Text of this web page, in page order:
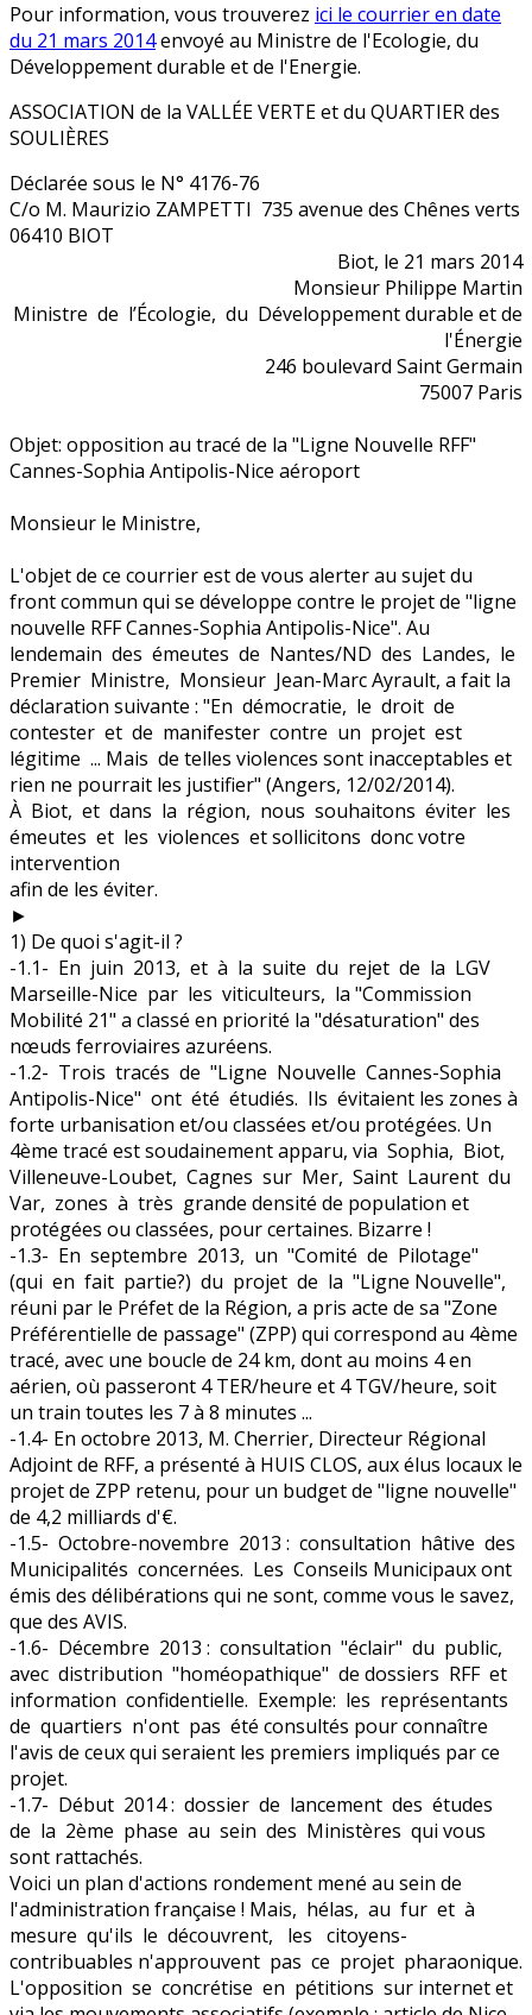
Pour information, vous trouverez ici le courrier en date
du 21 mars 2014envoyé au Ministre de l'Ecologie, du
Développement durable et de l'Energie.
ASSOCIATION de la VALLÉE VERTE et du QUARTIER des
SOULIÈRES
Déclarée sous le N° 4176-76
C/o M. Maurizio ZAMPETTI 735 avenue des Chênes verts
06410 BIOT
Biot, le 21 mars 2014
Monsieur Philippe Martin
Ministre de l’Écologie, du Développement durable et de
l'Énergie
246 boulevard Saint Germain
75007 Paris
Objet: opposition au tracé de la "Ligne Nouvelle RFF"
Cannes-Sophia Antipolis-Nice aéroport
Monsieur le Ministre,
L'objet de ce courrier est de vous alerter au sujet du
front commun qui se développe contre le projet de "ligne
nouvelle RFF Cannes-Sophia Antipolis-Nice". Au
lendemain des émeutes de Nantes/ND des Landes, le
Premier Ministre, Monsieur Jean-Marc Ayrault, a fait la
déclaration suivante : "En démocratie, le droit de
contester et de manifester contre un projet est
légitime ... Mais de telles violences sont inacceptables et
rien ne pourrait les justifier" (Angers, 12/02/2014).
À Biot, et dans la région, nous souhaitons éviter les
émeutes et les violences et sollicitons donc votre
intervention
afin de les éviter.
►
1) De quoi s'agit-il ?
-1.1- En juin 2013, et à la suite du rejet de la LGV
Marseille-Nice par les viticulteurs, la "Commission
Mobilité 21" a classé en priorité la "désaturation" des
nœuds ferroviaires azuréens.
-1.2- Trois tracés de "Ligne Nouvelle Cannes-Sophia
Antipolis-Nice" ont été étudiés. Ils évitaient les zones à
forte urbanisation et/ou classées et/ou protégées. Un
4ème tracé est soudainement apparu, via Sophia, Biot,
Villeneuve-Loubet, Cagnes sur Mer, Saint Laurent du
Var, zones à très grande densité de population et
protégées ou classées, pour certaines. Bizarre !
-1.3- En septembre 2013, un "Comité de Pilotage"
(qui en fait partie?) du projet de la "Ligne Nouvelle",
réuni par le Préfet de la Région, a pris acte de sa "Zone
Préférentielle de passage" (ZPP) qui correspond au 4ème
tracé, avec une boucle de 24 km, dont au moins 4 en
aérien, où passeront 4 TER/heure et 4 TGV/heure, soit
un train toutes les 7 à 8 minutes ...
-1.4- En octobre 2013, M. Cherrier, Directeur Régional
Adjoint de RFF, a présenté à HUIS CLOS, aux élus locaux le
projet de ZPP retenu, pour un budget de "ligne nouvelle"
de 4,2 milliards d'€.
-1.5- Octobre-novembre 2013 : consultation hâtive des
Municipalités concernées. Les Conseils Municipaux ont
émis des délibérations qui ne sont, comme vous le savez,
que des AVIS.
-1.6- Décembre 2013 : consultation "éclair" du public,
avec distribution "homéopathique" de dossiers RFF et
information confidentielle. Exemple: les représentants
de quartiers n'ont pas été consultés pour connaître
l'avis de ceux qui seraient les premiers impliqués par ce
projet.
-1.7- Début 2014 : dossier de lancement des études
de la 2ème phase au sein des Ministères qui vous
sont rattachés.
Voici un plan d'actions rondement mené au sein de
l'administration française ! Mais, hélas, au fur et à
mesure qu'ils le découvrent, les citoyens-
contribuables n'approuvent pas ce projet pharaonique.
L'opposition se concrétise en pétitions sur internet et